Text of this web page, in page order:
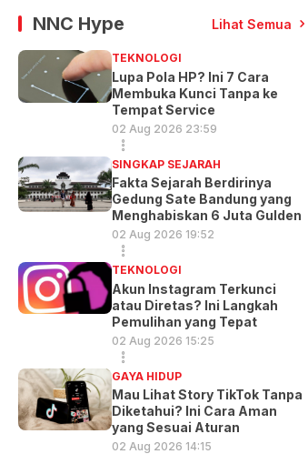
NNC Hype Lihat Semua
TEKNOLOGI
Lupa Pola HP? Ini 7 Cara
Membuka Kunci Tanpa ke
Tempat Service
02 Aug 2026 23:59
SINGKAP SEJARAH
Fakta Sejarah Berdirinya
Gedung Sate Bandung yang
Menghabiskan 6 Juta Gulden
02 Aug 2026 19:52
TEKNOLOGI
Akun Instagram Terkunci
atau Diretas? Ini Langkah
Pemulihan yang Tepat
02 Aug 2026 15:25
GAYA HIDUP
Mau Lihat Story TikTok Tanpa
Diketahui? Ini Cara Aman
yang Sesuai Aturan
02 Aug 2026 14:15